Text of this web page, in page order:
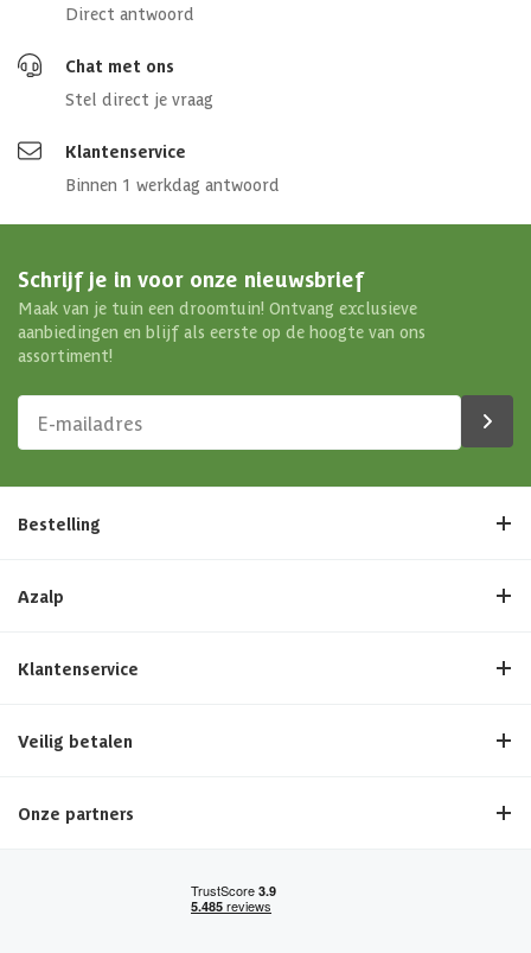
Direct antwoord
Chat met ons
Stel direct je vraag
Klantenservice
Binnen 1 werkdag antwoord
Schrijf je in voor onze nieuwsbrief
Maak van je tuin een droomtuin! Ontvang exclusieve
aanbiedingen en blijf als eerste op de hoogte van ons
assortiment!
Bestelling
Azalp
Klantenservice
Veilig betalen
Onze partners